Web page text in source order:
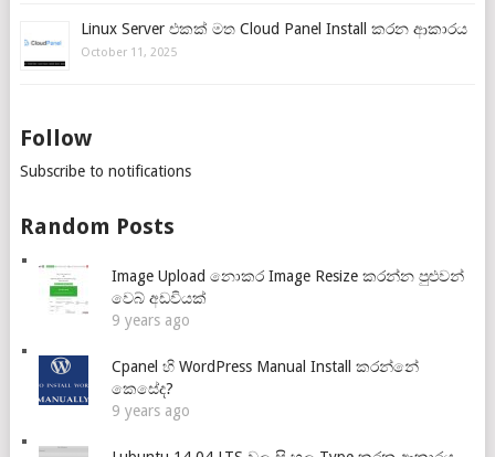
Linux Server එකක් මත Cloud Panel Install කරන ආකාරය
October 11, 2025
Follow
Subscribe to notifications
Random Posts
Image Upload නොකර Image Resize කරන්න පුළුවන්
වෙබ් අඩවියක්
9 years ago
Cpanel හි WordPress Manual Install කරන්නේ
කෙසේද?
9 years ago